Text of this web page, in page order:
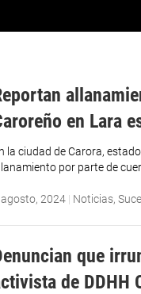
en Lara
la ciudad de Carora,
por parte de
2024 | Noticias,
que
de DDHH